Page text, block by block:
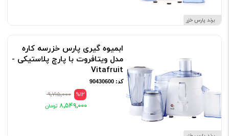
برند پارس خزر
ابمیوه گیری پارس خزرسه کاره
مدل ویتافروت با پارچ پلاستیکی -
Vitafruit
کد: 90430600
%12 ۹٬۷۱۵٬۰۰۰
۸٬۵۴۹٬۰۰۰